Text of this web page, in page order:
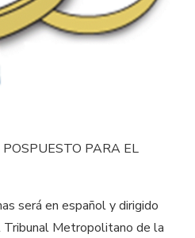
PARA EL
será en español y dirigido
Tribunal Metropolitano de la